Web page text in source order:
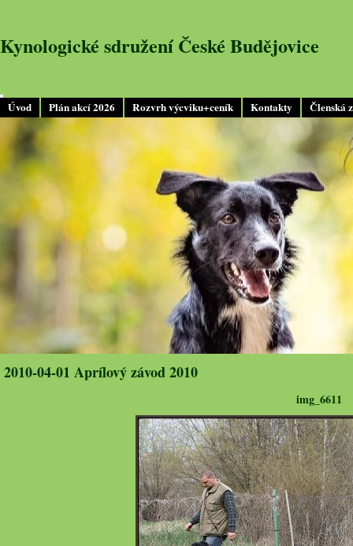
Úvod Plán akcí 2026 Rozvrh výcviku+ceník Kontakty Členská
Kynologické sdružení České Budějovice
2010-04-01 Aprílový závod 2010
img_6611